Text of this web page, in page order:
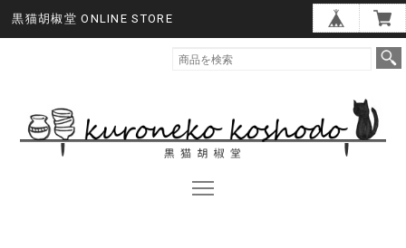
黒猫胡椒堂 ONLINE STORE